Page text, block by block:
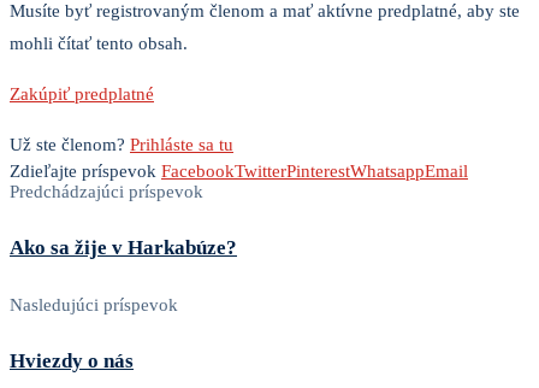
Musíte byť registrovaným členom a mať aktívne predplatné, aby ste
mohli čítať tento obsah.
Zakúpiť predplatné
Už ste členom? Prihláste sa tu
Zdieľajte príspevok FacebookTwitterPinterestWhatsappEmail
Predchádzajúci príspevok
Ako sa žije v Harkabúze?
Nasledujúci príspevok
Hviezdy o nás